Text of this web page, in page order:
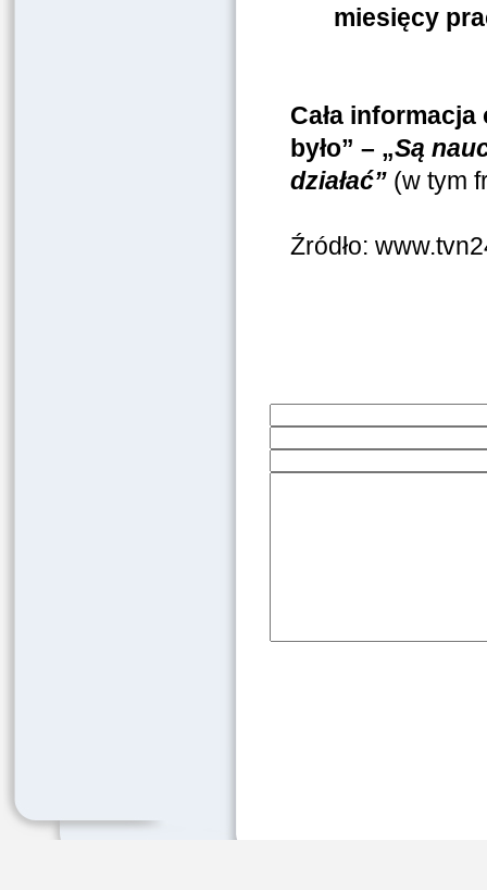
miesięcy
Cała
było” – „Są
działać” (w tym
Źródło: